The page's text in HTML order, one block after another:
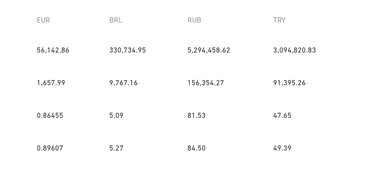
EUR BRL RUB TRY
56,142.86 330,734.95 5,294,458.62 3,094,820.83
1,657.99 9,767.16 156,354.27 91,395.26
0.86455 5.09 81.53 47.65
0.89607 5.27 84.50 49.39